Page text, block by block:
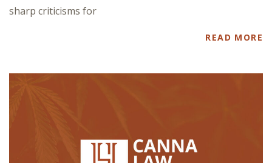
sharp criticisms for
READ MORE